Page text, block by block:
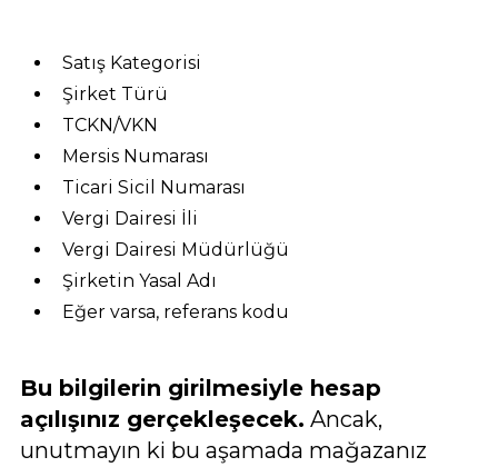
Satış Kategorisi
Şirket Türü
TCKN/VKN
Mersis Numarası
Ticari Sicil Numarası
Vergi Dairesi İli
Vergi Dairesi Müdürlüğü
Şirketin Yasal Adı
Eğer varsa, referans kodu
Bu bilgilerin girilmesiyle hesap
açılışınız gerçekleşecek. Ancak,
unutmayın ki bu aşamada mağazanız